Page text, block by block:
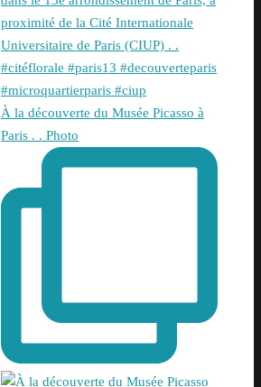
À la découverte du Musée Picasso à
Paris . . Photo